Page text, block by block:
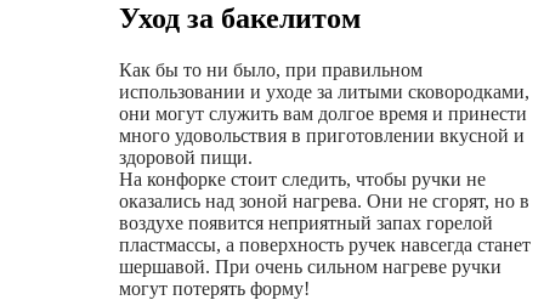
Уход за бакелитом
Как бы то ни было, при правильном
использовании и уходе за литыми сковородками,
они могут служить вам долгое время и принести
много удовольствия в приготовлении вкусной и
здоровой пищи.
На конфорке стоит следить, чтобы ручки не
оказались над зоной нагрева. Они не сгорят, но в
воздухе появится неприятный запах горелой
пластмассы, а поверхность ручек навсегда станет
шершавой. При очень сильном нагреве ручки
могут потерять форму!